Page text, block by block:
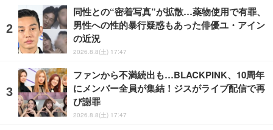
同性との“密着写真”が拡散…薬物使用で有罪、
男性への性的暴行疑惑もあった俳優ユ・アイン
の近況
2026.8.8(土) 17:47
ファンから不満続出も…BLACKPINK、10周年
にメンバー全員が集結！ジスがライブ配信で再
び謝罪
2026.8.8(土) 17:47